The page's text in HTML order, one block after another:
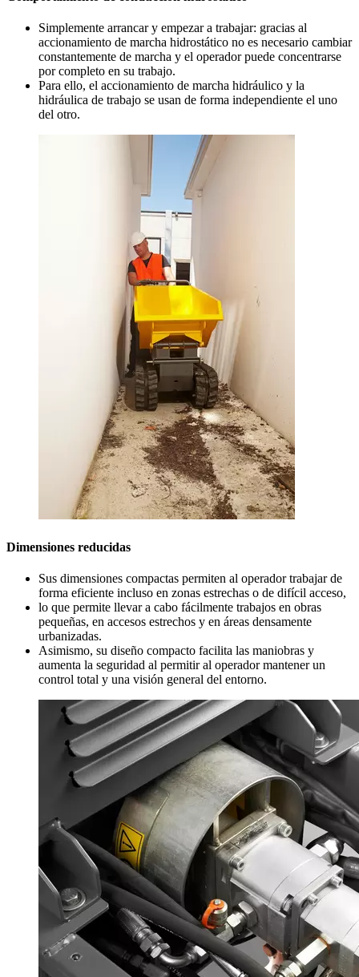
Simplemente arrancar y empezar a trabajar: gracias al
accionamiento de marcha hidrostático no es necesario cambiar
constantemente de marcha y el operador puede concentrarse
por completo en su trabajo.
Para ello, el accionamiento de marcha hidráulico y la
hidráulica de trabajo se usan de forma independiente el uno
del otro.
Dimensiones reducidas
Sus dimensiones compactas permiten al operador trabajar de
forma eficiente incluso en zonas estrechas o de difícil acceso,
lo que permite llevar a cabo fácilmente trabajos en obras
pequeñas, en accesos estrechos y en áreas densamente
urbanizadas.
Asimismo, su diseño compacto facilita las maniobras y
aumenta la seguridad al permitir al operador mantener un
control total y una visión general del entorno.